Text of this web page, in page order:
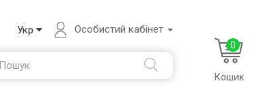
Укр Особистий кабінет
0
Кошик